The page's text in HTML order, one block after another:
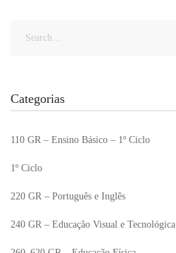
Categorias
110 GR – Ensino Básico – 1º Ciclo
1º Ciclo
220 GR – Português e Inglês
240 GR – Educação Visual e Tecnológica